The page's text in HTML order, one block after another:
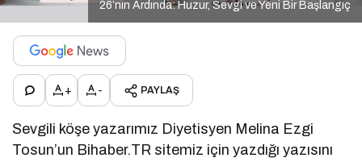
26’nın Ardında: Huzur, Sevgi ve Yeni Bir Başlangıç
+ - PAYLAŞ
Sevgili köşe yazarımız Diyetisyen Melina Ezgi
Tosun’un Bihaber.TR sitemiz için yazdığı yazısını